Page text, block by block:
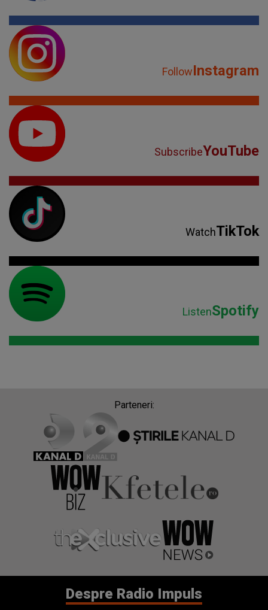
FollowInstagram
SubscribeYouTube
WatchTikTok
ListenSpotify
Parteneri:
Despre Radio Impuls